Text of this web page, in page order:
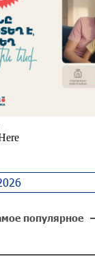
Правовой
падения власти:
Царукяна и
«Паст»
Размик Марукян
«Росатом» готов
популярное